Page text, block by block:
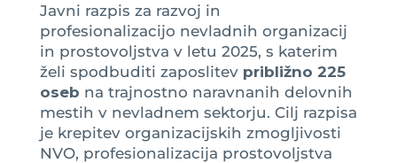
Javni razpis za razvoj in
profesionalizacijo nevladnih organizacij
in prostovoljstva v letu 2025, s katerim
želi spodbuditi zaposlitev približno 225
oseb na trajnostno naravnanih delovnih
mestih v nevladnem sektorju. Cilj razpisa
je krepitev organizacijskih zmogljivosti
NVO, profesionalizacija prostovoljstva